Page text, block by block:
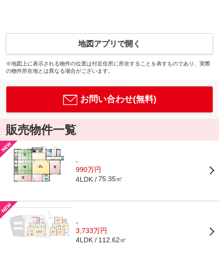
地図アプリで開く
※地図上に表示される物件の位置は付近住所に所在することを表すものであり、実際
の物件所在地とは異なる場合がございます。
お問い合わせ(無料)
販売物件一覧
-
990万円
4LDK 75.35㎡
-
3,733万円
4LDK 112.62㎡